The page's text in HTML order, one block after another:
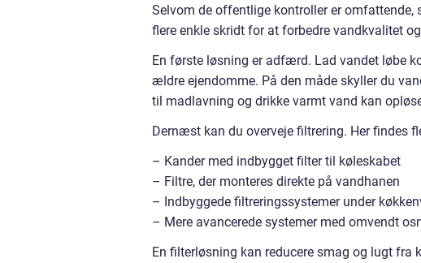
Selvom de offentlige kontroller er
flere enkle skridt for at forbedre vandkvalitet
En første løsning er adfærd. Lad vandet løbe
ældre ejendomme. På den måde skyller du
til madlavning og drikke varmt vand kan
Dernæst kan du overveje filtrering. Her findes
– Kander med indbygget filter til køleskabet
– Filtre, der monteres direkte på vandhanen
– Indbyggede filtreringssystemer under
– Mere avancerede systemer med omvendt
En filterløsning kan reducere smag og lugt